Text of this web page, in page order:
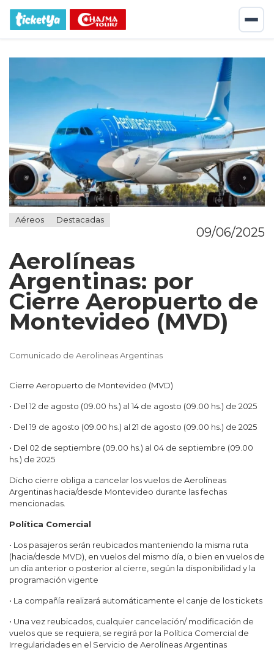
Aéreos Destacadas
09/06/2025
Aerolíneas
Argentinas: por
Cierre Aeropuerto de
Montevideo (MVD)
Comunicado de Aerolineas Argentinas
Cierre Aeropuerto de Montevideo (MVD)
• Del 12 de agosto (09.00 hs.) al 14 de agosto (09.00 hs.) de 2025
• Del 19 de agosto (09.00 hs.) al 21 de agosto (09.00 hs.) de 2025
• Del 02 de septiembre (09.00 hs.) al 04 de septiembre (09.00
hs.) de 2025
Dicho cierre obliga a cancelar los vuelos de Aerolíneas
Argentinas hacia/desde Montevideo durante las fechas
mencionadas.
Política Comercial
• Los pasajeros serán reubicados manteniendo la misma ruta
(hacia/desde MVD), en vuelos del mismo día, o bien en vuelos de
un día anterior o posterior al cierre, según la disponibilidad y la
programación vigente
• La compañía realizará automáticamente el canje de los tickets
• Una vez reubicados, cualquier cancelación/ modificación de
vuelos que se requiera, se regirá por la Política Comercial de
Irregularidades en el Servicio de Aerolíneas Argentinas